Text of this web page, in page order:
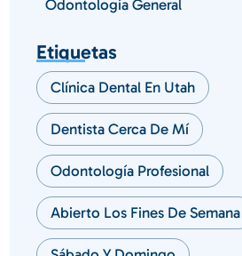
Odontología General
Etiquetas
Clínica Dental En Utah
Dentista Cerca De Mí
Odontología Profesional
Abierto Los Fines De Semana